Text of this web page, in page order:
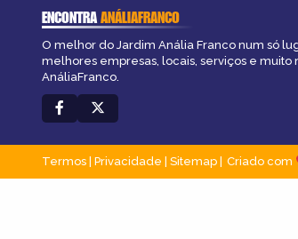
ENCONTRAANÁLIAFRANCO
O melhor do Jardim Anália Franco num só
melhores empresas, locais, serviços e muito
AnáliaFranco.
Termos | Privacidade | Sitemap Criado com